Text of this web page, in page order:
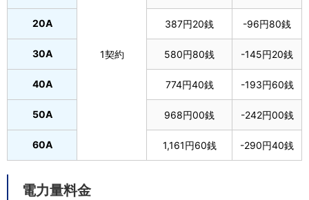
1契約
20A 387円20銭 -96円80銭
30A 580円80銭 -145円20銭
40A 774円40銭 -193円60銭
50A 968円00銭 -242円00銭
60A 1,161円60銭 -290円40銭
電力量料金